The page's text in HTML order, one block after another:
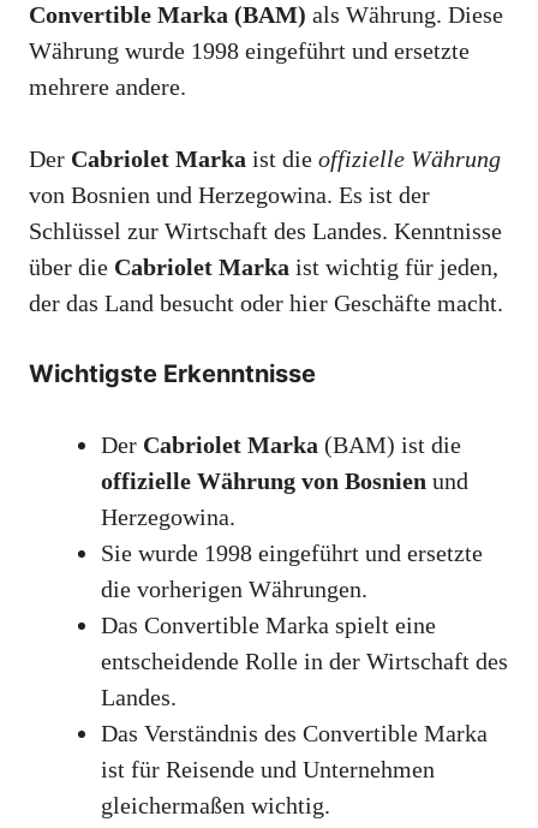
Convertible Marka (BAM) als Währung. Diese
Währung wurde 1998 eingeführt und ersetzte
mehrere andere.
Der Cabriolet Marka ist die offizielle Währung
von Bosnien und Herzegowina. Es ist der
Schlüssel zur Wirtschaft des Landes. Kenntnisse
über die Cabriolet Marka ist wichtig für jeden,
der das Land besucht oder hier Geschäfte macht.
Wichtigste Erkenntnisse
Der Cabriolet Marka (BAM) ist die
offizielle Währung von Bosnien und
Herzegowina.
Sie wurde 1998 eingeführt und ersetzte
die vorherigen Währungen.
Das Convertible Marka spielt eine
entscheidende Rolle in der Wirtschaft des
Landes.
Das Verständnis des Convertible Marka
ist für Reisende und Unternehmen
gleichermaßen wichtig.